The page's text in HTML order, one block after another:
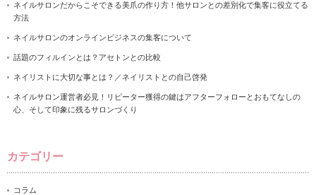
ネイルサロンだからこそできる美爪の作り方！他サロンとの差別化で集客に役立てる
方法
ネイルサロンのオンラインビジネスの集客について
話題のフィルインとは？アセトンとの比較
ネイリストに大切な事とは？／ネイリストとの自己啓発
ネイルサロン運営者必見！リピーター獲得の鍵はアフターフォローとおもてなしの
心、そして印象に残るサロンづくり
カテゴリー
コラム